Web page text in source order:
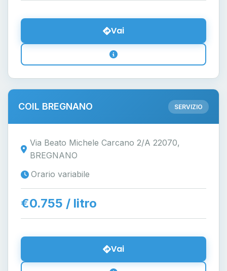
Vai
COIL BREGNANO SERVIZIO
Via Beato Michele Carcano 2/A 22070,
BREGNANO
Orario variabile
€0.755 / litro
Vai